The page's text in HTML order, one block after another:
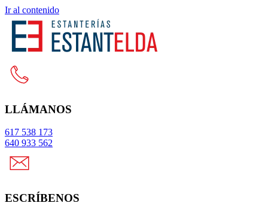
Ir al contenido
LLÁMANOS
617 538 173
640 933 562
ESCRÍBENOS